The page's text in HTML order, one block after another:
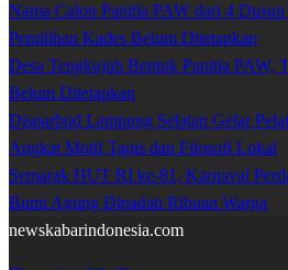
Nama Calon Panitia PAW dari 4
Pemilihan Kades Belum Ditetapkan
Desa Tengkujuh Bentuk Panitia PAW,
Belum Ditetapkan
Disparbud Lampung Selatan Gelar
Angkat Motif Tapis dan Filosofi Lokal
Semarak HUT RI ke-81, Karnaval
Bumi Agung Dipadati Ribuan Warga
newskabarindonesia.com